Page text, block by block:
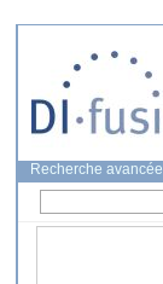
Recherche avancée